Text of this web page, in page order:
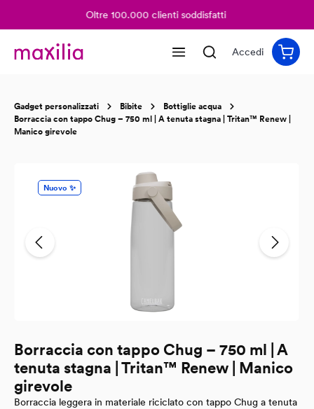
Oltre 100.000 clienti soddisfatti
Accedi
Gadget personalizzati Bibite
Bottiglie acqua
Borraccia con tappo Chug – 750 ml | A tenuta stagna | Tritan™ Renew |
Manico girevole
Nuovo ✨
Borraccia con tappo Chug – 750 ml | A
tenuta stagna | Tritan™ Renew | Manico
girevole
Borraccia leggera in materiale riciclato con tappo Chug a tenuta